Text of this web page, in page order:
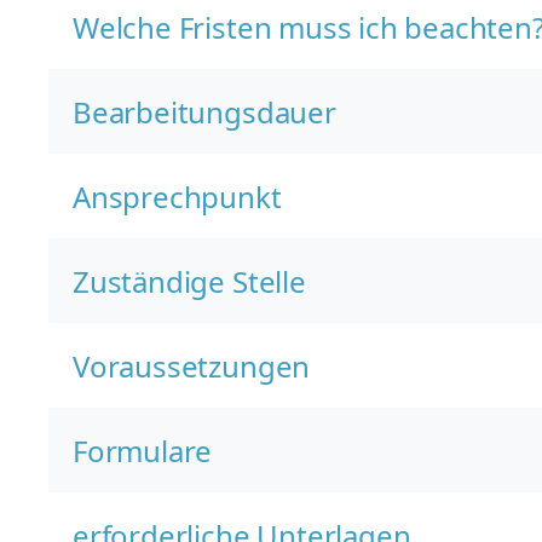
Welche Fristen muss ich
Bearbeitungsdauer
Ansprechpunkt
Zuständige Stelle
Voraussetzungen
Formulare